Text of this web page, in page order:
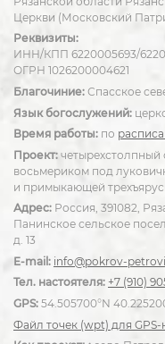
Церкви (Московский
Реквизиты:
ИНН/КПП 6220005693/
ОГРН 1026200004621
Благочиние: Спасское
Язык богослужений:
Время работы: по
Проект:
восьмериком под
и примыкающей
Адрес: Россия, 391082,
Панинское сельское
д. 13
E-mail: info@pokrov-
Тел. настоятеля: +7 (910)
GPS: 54.505700°N
Файл точек (wpt) для GPS-